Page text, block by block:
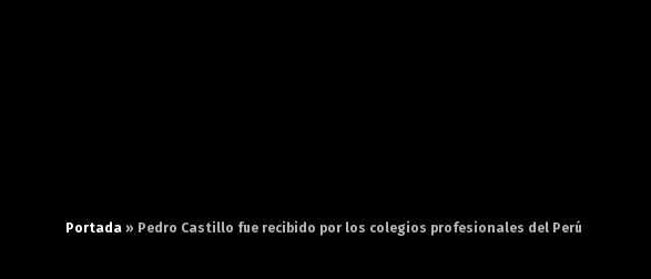
Portada » Pedro Castillo fue recibido por los colegios profesionales del Perú